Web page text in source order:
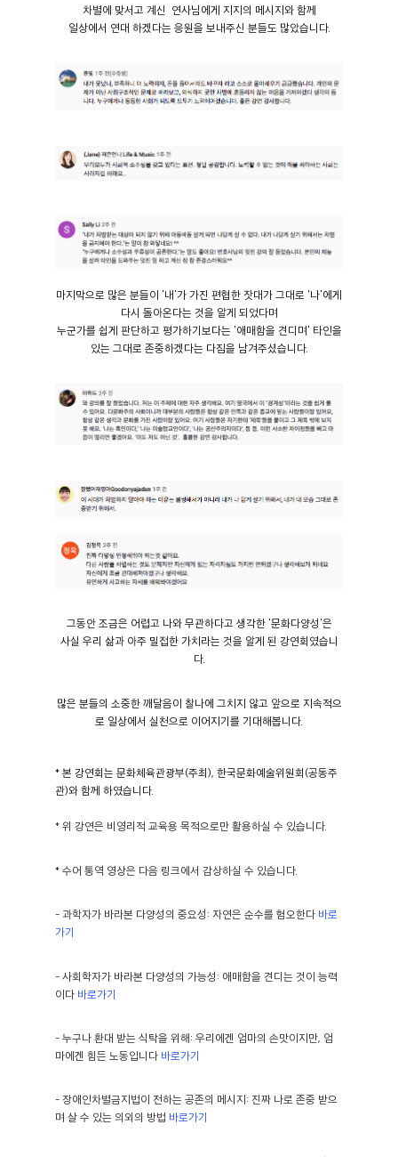
차별에 맞서고 계신 연사님에게 지지의 메시지와 함께
일상에서 연대 하겠다는 응원을 보내주신 분들도 많았습니다.
마지막으로 많은 분들이 '내'가 가진 편협한 잣대가 그대로 '나'에게
다시 돌아온다는 것을 알게 되었다며
누군가를 쉽게 판단하고 평가하기보다는 '애매함을 견디며' 타인을
있는 그대로 존중하겠다는 다짐을 남겨주셨습니다.
그동안 조금은 어렵고 나와 무관하다고 생각한 '문화다양성'은
사실 우리 삶과 아주 밀접한 가치라는 것을 알게 된 강연회였습니
다.
많은 분들의 소중한 깨달음이 찰나에 그치지 않고 앞으로 지속적으
로 일상에서 실천으로 이어지기를 기대해봅니다.
* 본 강연회는 문화체육관광부(주최), 한국문화예술위원회(공동주
관)와 함께 하였습니다.
* 위 강연은 비영리적 교육용 목적으로만 활용하실 수 있습니다.
* 수어 통역 영상은 다음 링크에서 감상하실 수 있습니다.
- 과학자가 바라본 다양성의 중요성: 자연은 순수를 혐오한다 바로
가기
- 사회학자가 바라본 다양성의 가능성: 애매함을 견디는 것이 능력
이다 바로가기
- 누구나 환대 받는 식탁을 위해: 우리에겐 엄마의 손맛이지만, 엄
마에겐 힘든 노동입니다 바로가기
- 장애인차별금지법이 전하는 공존의 메시지: 진짜 나로 존중 받으
며 살 수 있는 의외의 방법 바로가기